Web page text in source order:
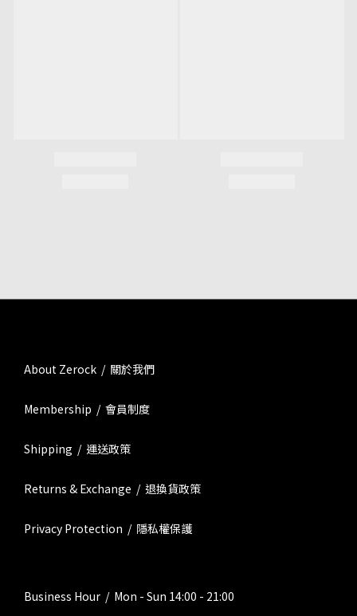
About Zerock / 關於我們
Membership / 會員制度
Shipping / 運送政策
Returns & Exchange / 退換貨政策
Privacy Protection / 隱私權保護
Business Hour / Mon - Sun 14:00 - 21:00